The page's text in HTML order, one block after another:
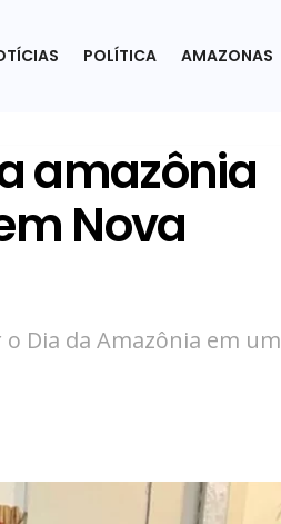
POLÍTICA AMAZONAS
amazônia
Nova
Dia da Amazônia em um